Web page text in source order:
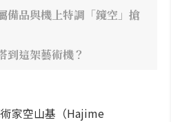
備品與機上特調「鏡空」搶
到這架藝術機？
家空山基（Hajime